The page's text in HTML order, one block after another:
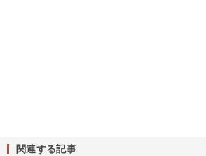
関連する記事